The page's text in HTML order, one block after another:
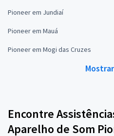
Pioneer em Jundiaí
Pioneer em Mauá
Pioneer em Mogi das Cruzes
Encontre
Aparelho de Som